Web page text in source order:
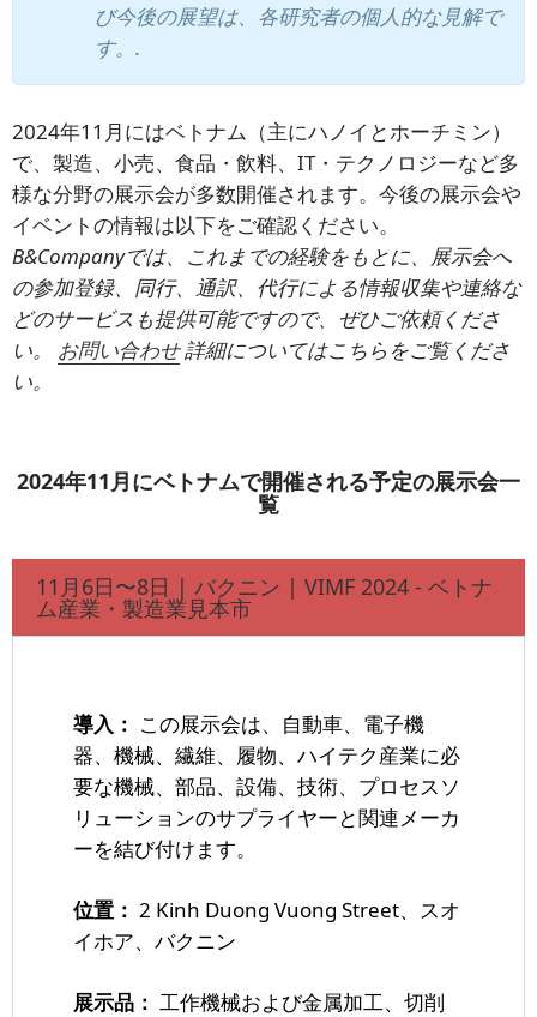
び今後の展望は、各研究者の個人的な見解で
す。.
2024年11月にはベトナム（主にハノイとホーチミン）
で、製造、小売、食品・飲料、IT・テクノロジーなど多
様な分野の展示会が多数開催されます。今後の展示会や
イベントの情報は以下をご確認ください。
B&Companyでは、これまでの経験をもとに、展示会へ
の参加登録、同行、通訳、代行による情報収集や連絡な
どのサービスも提供可能ですので、ぜひご依頼くださ
い。 お問い合わせ詳細についてはこちらをご覧くださ
い。
2024年11月にベトナムで開催される予定の展示会一
覧
11月6日〜8日 | バクニン | VIMF 2024 - ベトナ
ム産業・製造業見本市
導入： この展示会は、自動車、電子機
器、機械、繊維、履物、ハイテク産業に必
要な機械、部品、設備、技術、プロセスソ
リューションのサプライヤーと関連メーカ
ーを結び付けます。
位置： 2 Kinh Duong Vuong Street、スオ
イホア、バクニン
展示品： 工作機械および金属加工、切削